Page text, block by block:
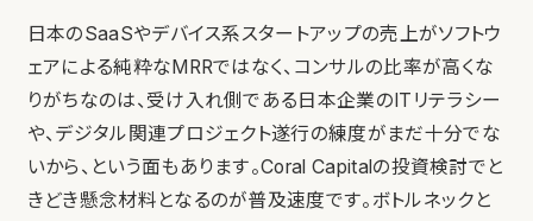
日本のSaaSやデバイス系スタートアップの売上がソフトウ
ェアによる純粋なMRRではなく、コンサルの比率が高くな
りがちなのは、受け入れ側である日本企業のITリテラシー
や、デジタル関連プロジェクト遂行の練度がまだ十分でな
いから、という面もあります。Coral Capitalの投資検討でと
きどき懸念材料となるのが普及速度です。ボトルネックと